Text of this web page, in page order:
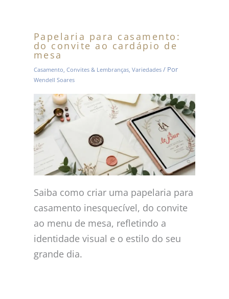
Papelaria para casamento:
do convite ao cardápio de
mesa
Casamento, Convites & Lembranças, Variedades/ Por
Wendell Soares
Saiba como criar uma papelaria para
casamento inesquecível, do convite
ao menu de mesa, refletindo a
identidade visual e o estilo do seu
grande dia.